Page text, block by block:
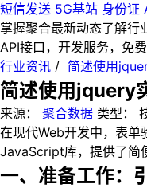
短信发送 5G基站 身份证
掌握聚合最新动态了解行
API接口，开发服务，免
行业资讯 / 简述使用
简述使用jquery
来源： 聚合数据 类型：
在现代Web开发中，表单
JavaScript库，提供了简
一、准备工作：